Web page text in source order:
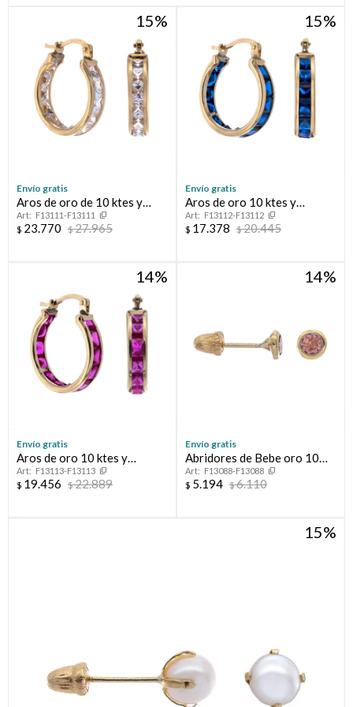
15
Envío gratis
Aros de oro de 10 ktes y
circonias
F13111-F13111
$ 23.770 $27.965
15
Envío gratis
Aros de oro 10 ktes y
circoniaF13112-F13112
$ 17.378 $20.445
14
Envío gratis
Aros de oro 10 ktes y
circonias
F13113-F13113
$ 19.456 $22.889
14
Envío gratis
Abridores de Bebe oro 10
ktes y circonia
F13088-F13088
$ 5.194 $6.110
15
Día del niño